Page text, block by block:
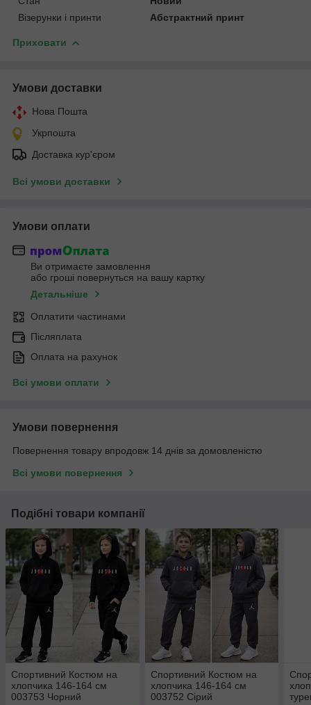
Візерунки і принти
Абстрактний принт
Приховати
Умови доставки
Нова Пошта
Укрпошта
Доставка кур'єром
Всі умови доставки
Умови оплати
Ви отримаєте замовлення
або гроші повернуться на вашу картку
Детальніше
Оплатити частинами
Післяплата
Оплата на рахунок
Всі умови оплати
Умови повернення
Повернення товару впродовж 14 днів за домовленістю
Всі умови повернення
Подібні товари компанії
Спортивний Костюм на
хлопчика 146-164 см
003753 Чорний
Спортивний Костюм на
хлопчика 146-164 см
003752 Сірий